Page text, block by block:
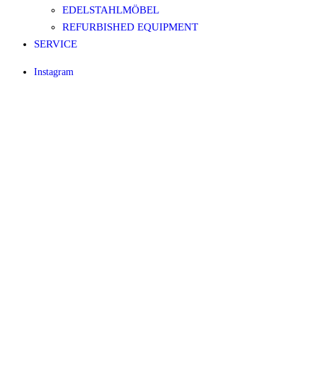
EDELSTAHLMÖBEL
REFURBISHED EQUIPMENT
SERVICE
Instagram